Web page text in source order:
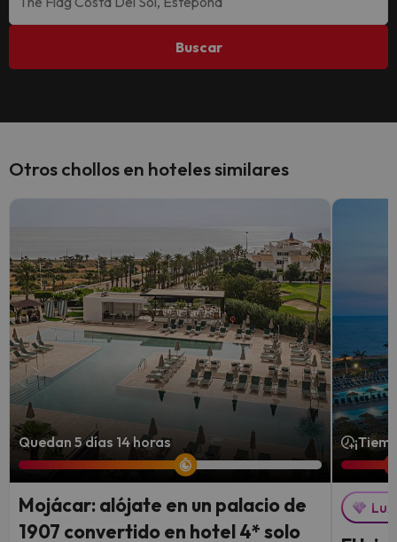
Buscar
Otros chollos en hoteles similares
Quedan 5 días 14 horas
Mojácar: alójate en un palacio de
1907 convertido en hotel 4* solo